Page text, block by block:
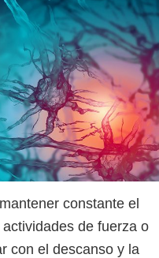
constante el
de fuerza o
con el descanso y la